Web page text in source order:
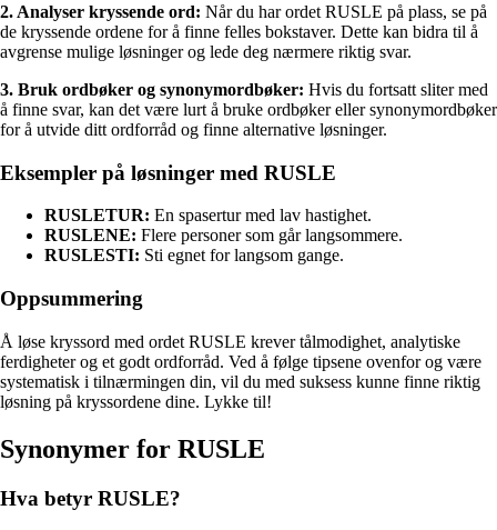
2. Analyser kryssende ord: Når du har ordet RUSLE på plass, se på
de kryssende ordene for å finne felles bokstaver. Dette kan bidra til å
avgrense mulige løsninger og lede deg nærmere riktig svar.
3. Bruk ordbøker og synonymordbøker: Hvis du fortsatt sliter med
å finne svar, kan det være lurt å bruke ordbøker eller synonymordbøker
for å utvide ditt ordforråd og finne alternative løsninger.
Eksempler på løsninger med RUSLE
RUSLETUR: En spasertur med lav hastighet.
RUSLENE: Flere personer som går langsommere.
RUSLESTI: Sti egnet for langsom gange.
Oppsummering
Å løse kryssord med ordet RUSLE krever tålmodighet, analytiske
ferdigheter og et godt ordforråd. Ved å følge tipsene ovenfor og være
systematisk i tilnærmingen din, vil du med suksess kunne finne riktig
løsning på kryssordene dine. Lykke til!
Synonymer for RUSLE
Hva betyr RUSLE?